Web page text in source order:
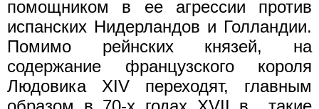
помощником в ее агрессии против
испанских Нидерландов и Голландии.
Помимо рейнских князей, на
содержание французского короля
Людовика XIV переходят, главным